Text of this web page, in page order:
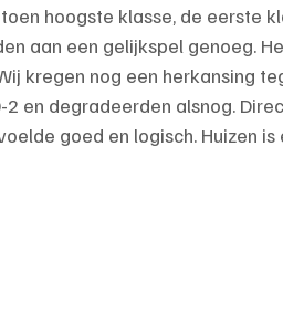
hoogste klasse, de eerste
aan een gelijkspel genoeg.
kregen nog een herkansing
en degradeerden alsnog.
goed en logisch. Huizen